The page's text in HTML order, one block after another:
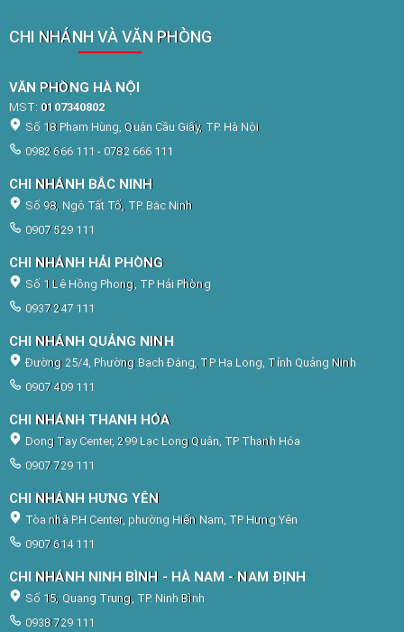
CHI NHÁNH VÀ VĂN PHÒNG
VĂN PHÒNG HÀ NỘI
MST: 0107340802
Số 18 Phạm Hùng, Quận Cầu Giấy, TP. Hà Nội
0982 666 111 - 0782 666 111
CHI NHÁNH BẮC NINH
Số 98, Ngô Tất Tố, TP. Bắc Ninh
0907 529 111
CHI NHÁNH HẢI PHÒNG
Số 1 Lê Hồng Phong, TP Hải Phòng
0937 247 111
CHI NHÁNH QUẢNG NINH
Đường 25/4, Phường Bạch Đằng, TP Hạ Long, Tỉnh Quảng Ninh
0907 409 111
CHI NHÁNH THANH HÓA
Dong Tay Center, 299 Lạc Long Quân, TP Thanh Hóa
0907 729 111
CHI NHÁNH HƯNG YÊN
Tòa nhà P.H Center, phường Hiến Nam, TP Hưng Yên
0907 614 111
CHI NHÁNH NINH BÌNH - HÀ NAM - NAM ĐỊNH
Số 15, Quang Trung, TP. Ninh Bình
0938 729 111